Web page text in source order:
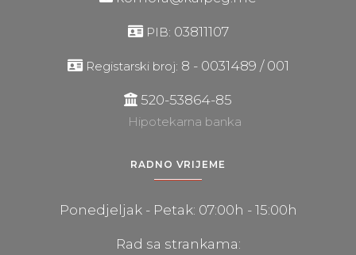
PIB: 03811107
Registarski broj: 8 - 0031489 / 001
520-53864-85
Hipotekarna banka
RADNO VRIJEME
Ponedjeljak - Petak: 07:00h - 15:00h
Rad sa strankama: